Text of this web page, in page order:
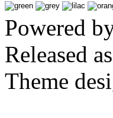
Powered
Released
Theme